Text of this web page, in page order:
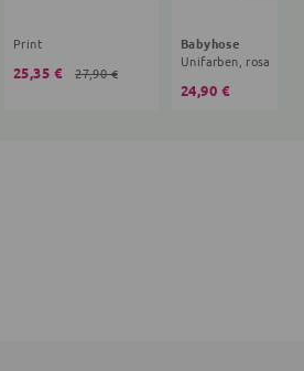
Print
25,35 € 27,90 €
Babyhose
Unifarben, rosa
24,90 €